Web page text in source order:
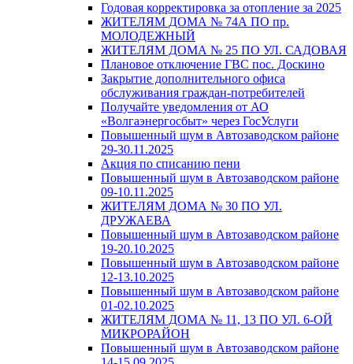
Годовая корректировка за отопление за 2025
ЖИТЕЛЯМ ДОМА № 74А ПО пр.
МОЛОДЕЖНЫЙ
ЖИТЕЛЯМ ДОМА № 25 ПО УЛ. САДОВАЯ
Плановое отключение ГВС пос. Доскино
Закрытие дополнительного офиса
обслуживания граждан-потребителей
Получайте уведомления от АО
«Волгаэнергосбыт» через ГосУслуги
Повышенный шум в Автозаводском районе
29-30.11.2025
Акция по списанию пени
Повышенный шум в Автозаводском районе
09-10.11.2025
ЖИТЕЛЯМ ДОМА № 30 ПО УЛ.
ДРУЖАЕВА
Повышенный шум в Автозаводском районе
19-20.10.2025
Повышенный шум в Автозаводском районе
12-13.10.2025
Повышенный шум в Автозаводском районе
01-02.10.2025
ЖИТЕЛЯМ ДОМА № 11, 13 ПО УЛ. 6-ОЙ
МИКРОРАЙОН
Повышенный шум в Автозаводском районе